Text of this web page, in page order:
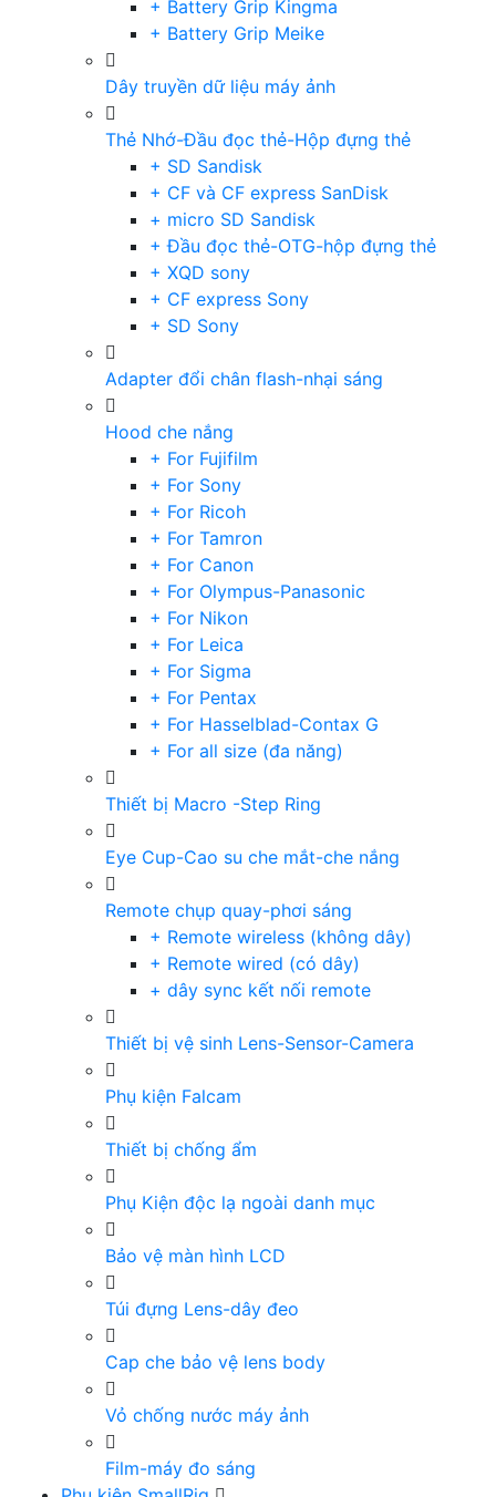
+ Battery Grip Kingma
+ Battery Grip Meike
Dây truyền dữ liệu máy ảnh
Thẻ Nhớ-Đầu đọc thẻ-Hộp đựng thẻ
+ SD Sandisk
+ CF và CF express SanDisk
+ micro SD Sandisk
+ Đầu đọc thẻ-OTG-hộp đựng thẻ
+ XQD sony
+ CF express Sony
+ SD Sony
Adapter đổi chân flash-nhại sáng
Hood che nắng
+ For Fujifilm
+ For Sony
+ For Ricoh
+ For Tamron
+ For Canon
+ For Olympus-Panasonic
+ For Nikon
+ For Leica
+ For Sigma
+ For Pentax
+ For Hasselblad-Contax G
+ For all size (đa năng)
Thiết bị Macro -Step Ring
Eye Cup-Cao su che mắt-che nắng
Remote chụp quay-phơi sáng
+ Remote wireless (không dây)
+ Remote wired (có dây)
+ dây sync kết nối remote
Thiết bị vệ sinh Lens-Sensor-Camera
Phụ kiện Falcam
Thiết bị chống ẩm
Phụ Kiện độc lạ ngoài danh mục
Bảo vệ màn hình LCD
Túi đựng Lens-dây đeo
Cap che bảo vệ lens body
Vỏ chống nước máy ảnh
Film-máy đo sáng